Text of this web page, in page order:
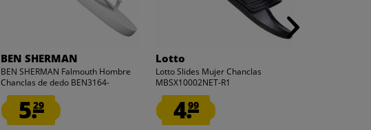
BEN SHERMAN
BEN SHERMAN Falmouth Hombre
Chanclas de dedo BEN3164-
BLANCO
5.29
Lotto
Lotto Slides Mujer Chanclas
MBSX10002NET-R1
4.99